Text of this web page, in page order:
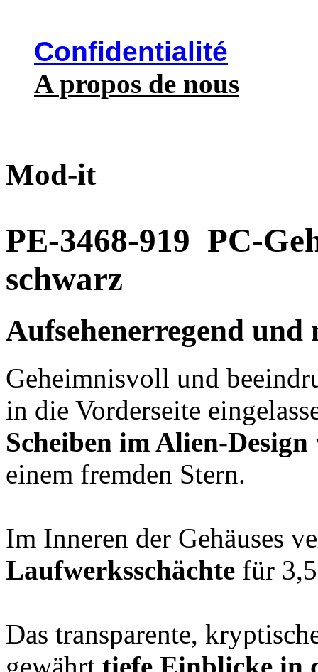
Confidentialité
A propos de nous
Mod-it
PE-3468-919 PC-
schwarz
Aufsehenerregend
Geheimnisvoll und
in die Vorderseite
Scheiben im Alien-Design
einem fremden Stern.
Im Inneren der Gehäuses
Laufwerksschächte für
Das transparente,